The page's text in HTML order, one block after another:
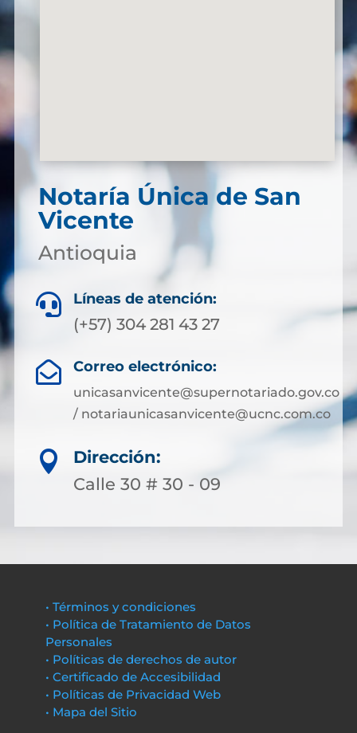
Notaría Única de San
Vicente
Antioquia
 Líneas de atención:
(+57) 304 281 43 27
 Correo electrónico:
unicasanvicente@supernotariado.gov.co
/ notariaunicasanvicente@ucnc.com.co

Dirección:
Calle 30 # 30 - 09
• Términos y condiciones
• Política de Tratamiento de Datos
Personales
• Políticas de derechos de autor
• Certificado de Accesibilidad
• Políticas de Privacidad Web
• Mapa del Sitio